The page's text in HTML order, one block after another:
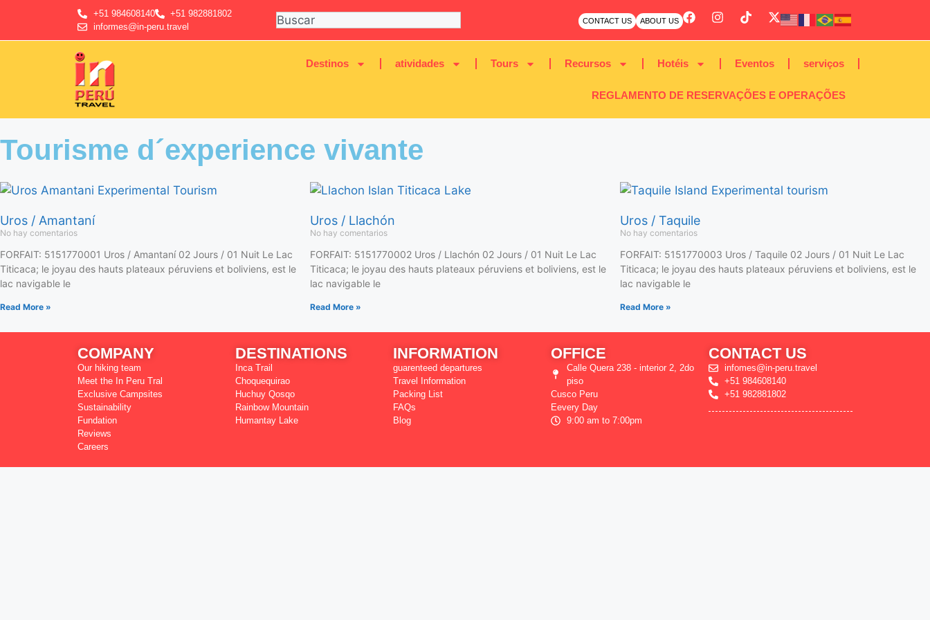
+51 984608140
+51 982881802
informes@in-peru.travel
ABOUT US
CONTACT US
Destinos atividades Tours Recursos Hotéis Eventos serviços
REGLAMENTO DE RESERVAÇÕES E OPERAÇÕES
Tourisme d´experience vivante
Uros / Amantaní
No hay comentarios
FORFAIT: 5151770001 Uros / Amantaní 02 Jours / 01 Nuit Le Lac
Titicaca; le joyau des hauts plateaux péruviens et boliviens, est le
lac navigable le
Read More »
Uros / Llachón
No hay comentarios
FORFAIT: 5151770002 Uros / Llachón 02 Jours / 01 Nuit Le Lac
Titicaca; le joyau des hauts plateaux péruviens et boliviens, est le
lac navigable le
Read More »
Uros / Taquile
No hay comentarios
FORFAIT: 5151770003 Uros / Taquile 02 Jours / 01 Nuit Le Lac
Titicaca; le joyau des hauts plateaux péruviens et boliviens, est le
lac navigable le
Read More »
COMPANY
Our hiking team
Meet the In Peru Tral
Exclusive Campsites
Sustainability
Fundation
Reviews
Careers
DESTINATIONS
Inca Trail
Choquequirao
Huchuy Qosqo
Rainbow Mountain
Humantay Lake
INFORMATION
guarenteed departures
Travel Information
Packing List
FAQs
Blog
OFFICE
Calle Quera 238 - interior 2, 2do
piso
Cusco Peru
Eevery Day
9:00 am to 7:00pm
CONTACT US
infomes@in-peru.travel
+51 984608140
+51 982881802